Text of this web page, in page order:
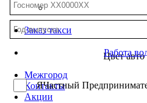
Цвет авто
ЯЧастный
Заказ такси
Работа
Межгород
Контакты
Акции